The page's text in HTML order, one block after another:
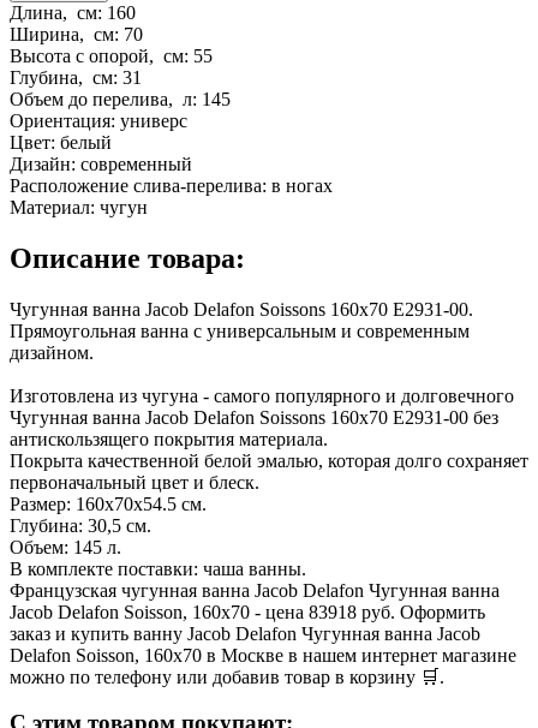
Длина, см: 160
Ширина, см: 70
Высота с опорой, см: 55
Глубина, см: 31
Объем до перелива, л: 145
Ориентация: универс
Цвет: белый
Дизайн: современный
Расположение слива-перелива: в ногах
Материал: чугун
Описание товара:
Чугунная ванна Jacob Delafon Soissons 160x70 E2931-00.
Прямоугольная ванна с универсальным и современным
дизайном.
Изготовлена из чугуна - самого популярного и долговечного
Чугунная ванна Jacob Delafon Soissons 160x70 E2931-00 без
антискользящего покрытия материала.
Покрыта качественной белой эмалью, которая долго сохраняет
первоначальный цвет и блеск.
Размер: 160x70x54.5 см.
Глубина: 30,5 см.
Объем: 145 л.
В комплекте поставки: чаша ванны.
Французская чугунная ванна Jacob Delafon Чугунная ванна
Jacob Delafon Soisson, 160x70 - цена 83918 руб. Оформить
заказ и купить ванну Jacob Delafon Чугунная ванна Jacob
Delafon Soisson, 160x70 в Москве в нашем интернет магазине
можно по телефону или добавив товар в корзину 🛒.